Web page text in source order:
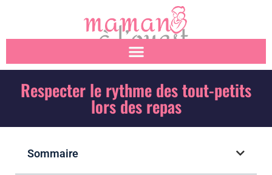
Respecter le rythme des tout-petits
lors des repas
Sommaire